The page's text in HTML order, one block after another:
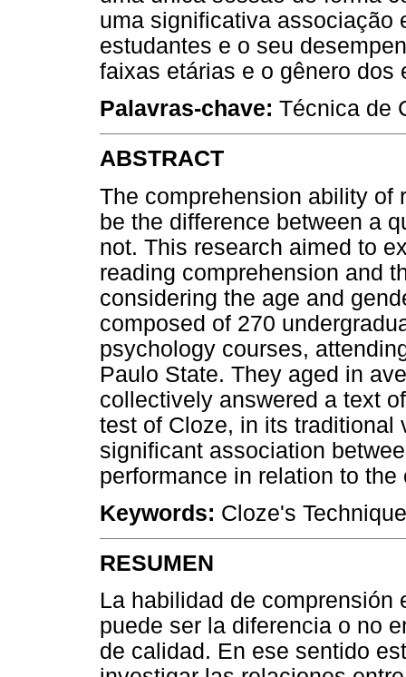
uma significativa associação
estudantes e o seu
faixas etárias e o gênero dos
Palavras-chave: Técnica de
ABSTRACT
The comprehension ability of
be the difference between a
not. This research aimed to
reading comprehension and
considering the age and
composed of 270
psychology courses,
Paulo State. They aged in
collectively answered a text
test of Cloze, in its traditional
significant association
performance in relation to
Keywords: Cloze's
RESUMEN
La habilidad de comprensión
puede ser la diferencia o no
de calidad. En ese sentido